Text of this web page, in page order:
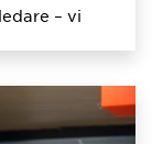
– vi